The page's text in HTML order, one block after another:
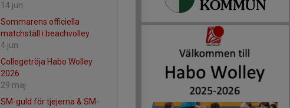
14 jun
Sommarens officiella
matchställ i beachvolley
4 jun
Collegetröja Habo Wolley
2026
29 maj
SM-guld för tjejerna & SM-